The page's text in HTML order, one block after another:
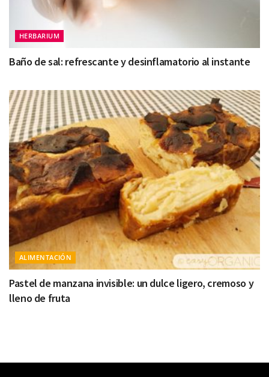
HERBARIUM
Baño de sal: refrescante y desinflamatorio al instante
ALIMENTACIÓN
Pastel de manzana invisible: un dulce ligero, cremoso y
lleno de fruta